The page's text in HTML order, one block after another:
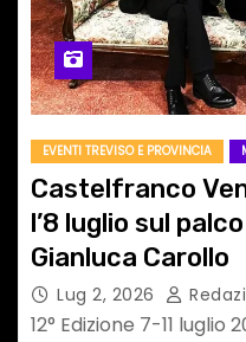
EVENTI TREVISO E PROVINCIA
Castelfranco
l’8 luglio sul
Gianluca Carollo
Lug 2, 2026
12° Edizione 7-11